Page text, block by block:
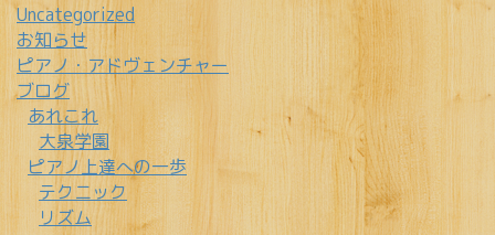
Uncategorized
お知らせ
ピアノ・アドヴェンチャー
ブログ
あれこれ
大泉学園
ピアノ上達への一歩
テクニック
リズム